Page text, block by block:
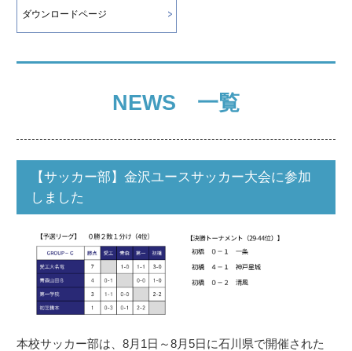
ダウンロードページ
NEWS 一覧
【サッカー部】金沢ユースサッカー大会に参加
しました
本校サッカー部は、8月1日～8月5日に石川県で開催された